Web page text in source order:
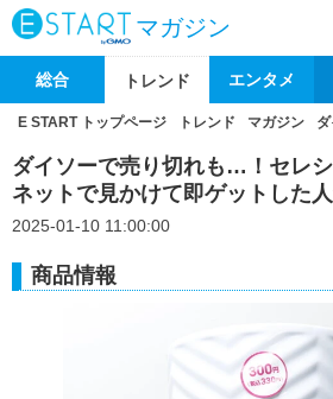
マガジン
総合 トレンド エンタメ
E START トップページ トレンド マガジン
ダイソーで売り切れも…！セレ
ネットで見かけて即ゲットした
2025-01-10 11:00:00
商品情報